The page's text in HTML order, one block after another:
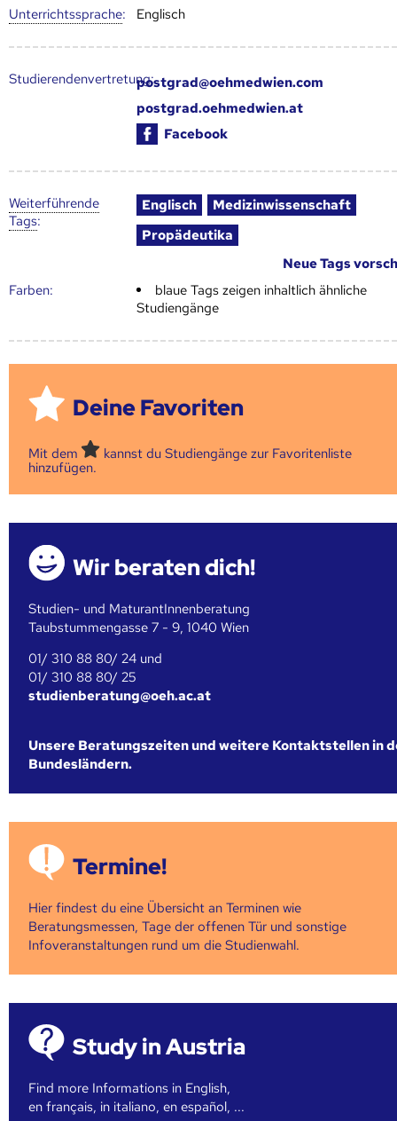
Unter­richts­sprache: Englisch
Studierendenvertretung:postgrad@oehmedwien.com
postgrad.oehmedwien.at
Facebook
Weiter­führende
Tags:
Englisch
Medizinwissenschaft
Propädeutika
Neue Tags
Farben:
blaue Tags zeigen inhaltlich ähnliche
Studiengänge
Deine Favoriten
Mit dem
kannst du Studiengänge zur Favoritenliste
hinzufügen.
Wir beraten dich!
Studien- und MaturantInnenberatung
Taubstummengasse 7 - 9, 1040 Wien
01/ 310 88 80/ 24 und
01/ 310 88 80/ 25
studienberatung@oeh.ac.at
Unsere Beratungszeiten und weitere Kontaktstellen in
Bundesländern.
Termine!
Hier findest du eine Übersicht an Terminen wie
Beratungsmessen, Tage der offenen Tür und sonstige
Infoveranstaltungen rund um die Studienwahl.
Study in Austria
Find more Informations in English,
en français, in italiano, en español, ...